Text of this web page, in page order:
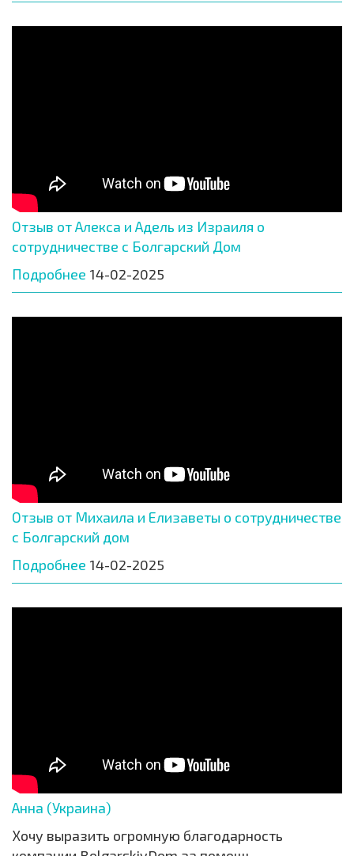
Отзыв от Алекса и Адель из Израиля о
сотрудничестве с Болгарский Дом
Подробнее 14-02-2025
Отзыв от Михаила и Елизаветы о сотрудничестве
с Болгарский дом
Подробнее 14-02-2025
Анна (Украина)
Хочу выразить огромную благодарность